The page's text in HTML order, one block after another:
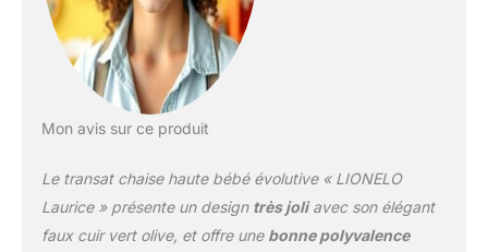
pour le jeu de l'enfant
CONFORT ET
COMMODITÉ: la chaise
régler le repose-pieds
avec réglage en 3 étapes
et les parties latérales du
Mon avis sur ce produit
Le transat chaise haute bébé évolutive « LIONELO
Laurice » présente un design très joliavec son élégant
faux cuir vert olive, et offre une bonne polyvalence